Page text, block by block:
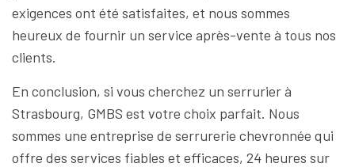
exigences ont été satisfaites, et nous sommes
heureux de fournir un service après-vente à tous nos
clients.
En conclusion, si vous cherchez un serrurier à
Strasbourg, GMBS est votre choix parfait. Nous
sommes une entreprise de serrurerie chevronnée qui
offre des services fiables et efficaces, 24 heures sur